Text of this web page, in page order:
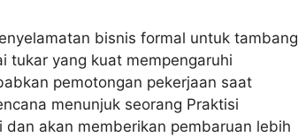
bisnis formal untuk tambang
tukar yang kuat mempengaruhi
pemotongan pekerjaan saat
menunjuk seorang Praktisi
akan memberikan pembaruan lebih